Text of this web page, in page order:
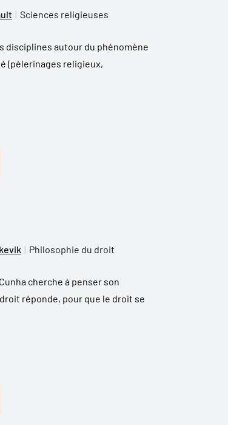
Sciences religieuses
disciplines autour du phénomène
(pèlerinages religieux,
Philosophie du droit
cherche à penser son
réponde, pour que le droit se